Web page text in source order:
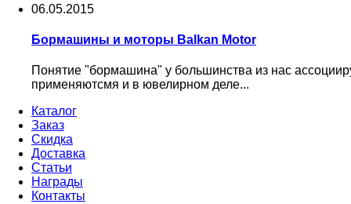
06.05.2015
Бормашины и моторы Balkan Motor
Понятие "бормашина" у большинства из нас
применяютсмя и в ювелирном деле...
Каталог
Заказ
Скидка
Доставка
Статьи
Награды
Контакты